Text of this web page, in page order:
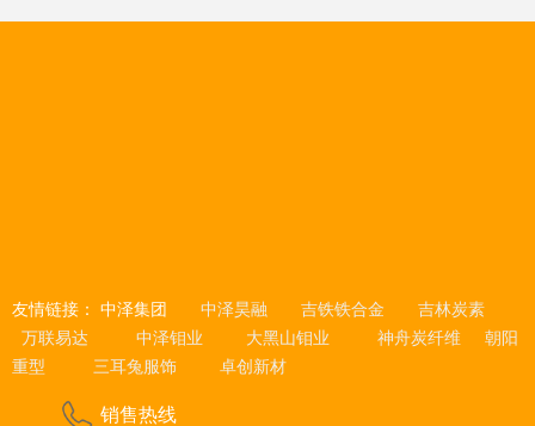
友情链接： 中泽集团 中泽昊融 吉铁铁合金
吉林炭素
万联易达
中泽钼业 大黑山钼业 神舟炭纤维
朝阳
重型
三耳兔服饰 卓创新材
销售热线